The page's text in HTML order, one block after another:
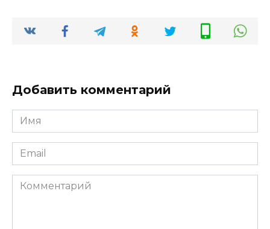
Добавить комментарий
Имя
*
Email
*
Комментарий